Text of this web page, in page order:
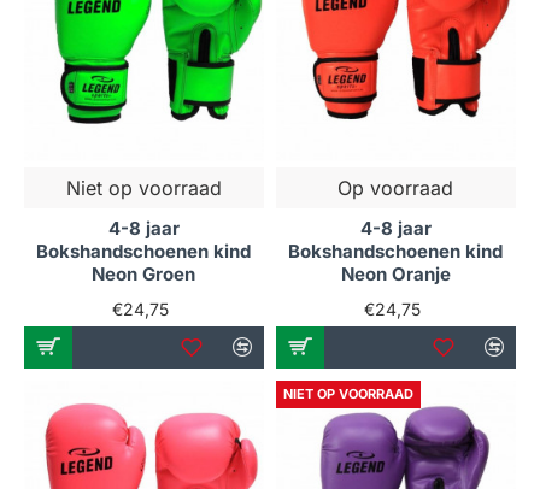
Niet op voorraad
4-8 jaar
Bokshandschoenen kind
Neon Groen
€24,75
Op voorraad
4-8 jaar
Bokshandschoenen kind
Neon Oranje
€24,75
NIET OP VOORRAAD